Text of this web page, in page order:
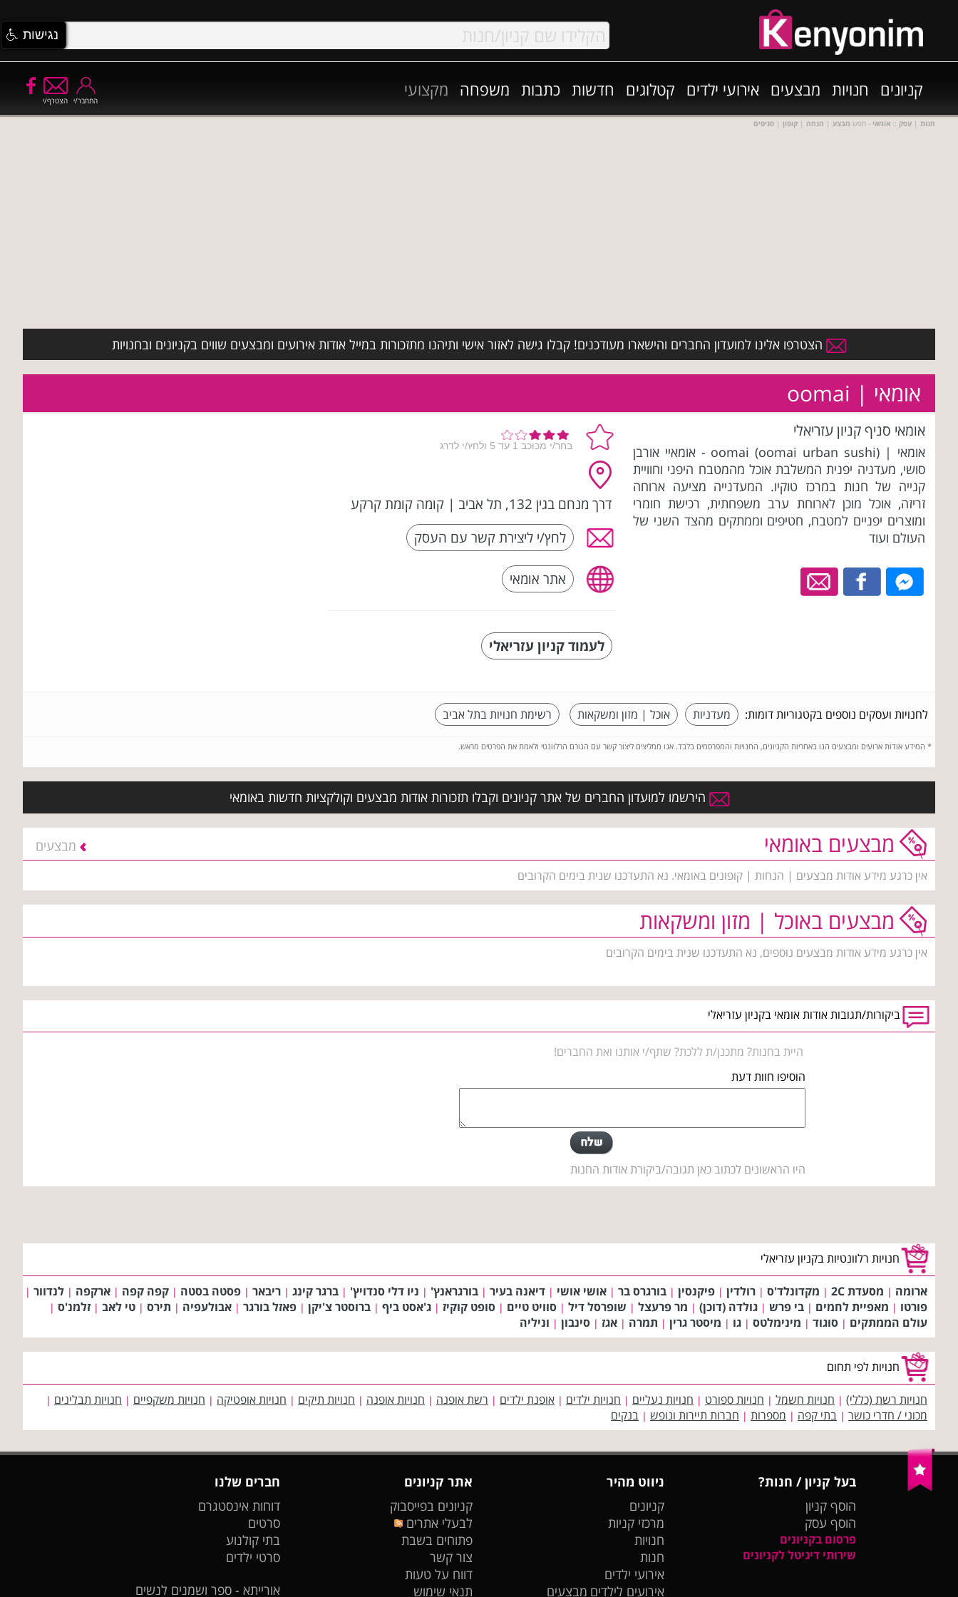
קניונים חנויות מבצעים אירועי ילדים קטלוגים חדשות כתבות משפחה מקצועי
הצטרף/י התחבר/י
חנות | עסק :: אומאי - חפש מבצע | הנחה | קופון | סניפים
הצטרפו אלינו למועדון החברים והישארו מעודכנים! קבלו גישה לאזור אישי ותיהנו מתזכורות במייל אודות אירועים ומבצעים שווים בקניונים ובחנויות
אומאי | oomai
אומאי סניף קניון עזריאלי
אומאי | oomai (oomai urban sushi) - אומאיי אורבן
סושי, מעדניה יפנית המשלבת אוכל מהמטבח היפני וחוויית
קנייה של חנות במרכז טוקיו. המעדנייה מציעה ארוחה
זריזה, אוכל מוכן לארוחת ערב משפחתית, רכישת חומרי
ומוצרים יפניים למטבח, חטיפים וממתקים מהצד השני של
העולם ועוד
דרך מנחם בגין 132, תל אביב | קומה קומת קרקע
לחץ/י ליצירת קשר עם העסק
אתר אומאי
לעמוד קניון עזריאלי
לחנויות ועסקים נוספים בקטגוריות דומות: מעדניות אוכל | מזון ומשקאות רשימת חנויות בתל אביב
* המידע אודות ארועים ומבצעים הנו באחריות הקניונים, החנויות והמפרסמים בלבד. אנו ממליצים ליצור קשר עם הגורם הרלוונטי ולאמת את הפרטים מראש.
הירשמו למועדון החברים של אתר קניונים וקבלו תזכורות אודות מבצעים וקולקציות חדשות באומאי
מבצעים באומאי מבצעים
אין כרגע מידע אודות מבצעים | הנחות | קופונים באומאי. נא התעדכנו שנית בימים הקרובים
מבצעים באוכל | מזון ומשקאות
אין כרגע מידע אודות מבצעים נוספים, נא התעדכנו שנית בימים הקרובים
ביקורות/תגובות אודות אומאי בקניון עזריאלי
היית בחנות? מתכנן/ת ללכת? שתף/י אותנו ואת החברים!
הוסיפו חוות דעת
היו הראשונים לכתוב כאן תגובה/ביקורת אודות החנות
חנויות רלוונטיות בקניון עזריאלי
ארומה | מסעדת 2C | מקדונלד'ס | רולדין | פיקנסין | בורגרס בר | אושי אושי | דיאנה בעיר | בורגראנץ' | ניו דלי סנדויץ' | ברגר קינג | ריבאר | פסטה בסטה | קפה קפה | ארקפה | לנדוור |
פורטו | מאפיית לחמים | בי פרש | גולדה (דוכן) | מר פרעצל | שופרסל דיל | סוויט טיים | סופט קוקיז | ג'אסט ביף | ברוסטר צ'יקן | פאזל בורגר | אבולעפיה | תירס | טי לאב | זלמנ'ס |
עולם הממתקים | סוגוד | מינימלטס | גו | מיסטר גרין | תמרה | אגז | סינבון | וניליה
חנויות לפי תחום
חנויות רשת (כללי) | חנויות חשמל | חנויות ספורט | חנויות נעליים | חנויות ילדים | אופנת ילדים | רשת אופנה | חנויות אופנה | חנויות תיקים | חנויות אופטיקה | חנויות משקפיים | חנויות תבלינים |
מכוני / חדרי כושר | בתי קפה | מספרות | חברות תיירות ונופש | בנקים
בעל קניון / חנות?
הוסף קניון
הוסף עסק
פרסום בקניונים
שירותי דיגיטל לקניונים
ניווט מהיר
קניונים
מרכזי קניות
חנויות
חנות
אירועי ילדים
אירועים לילדים מבצעים
אתר קניונים
קניונים בפייסבוק
לבעלי אתרים
פתוחים בשבת
צור קשר
דווח על טעות
תנאי שימוש
חברים שלנו
דוחות אינסטגרם
סרטים
בתי קולנוע
סרטי ילדים
אורייתא - ספר ושמנים לנשים
נגישות